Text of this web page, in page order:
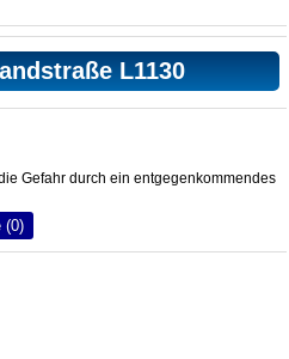
L1130
Gefahr durch ein entgegenkommendes
(0)